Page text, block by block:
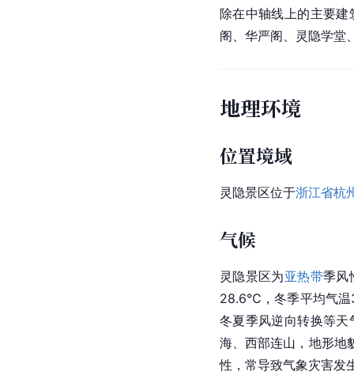
除在中轴线上的主要建
阁、华严阁、灵隐学堂
地理环境
位置境域
灵隐景区位于浙江省杭
气候
灵隐景区为亚热带季风
28.6℃，冬季平均气
冬夏季风逆向转换等
海、西部连山，地形地
性 ，常导致气象灾害发